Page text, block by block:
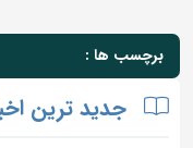
برچسب ها :
جدید ترین